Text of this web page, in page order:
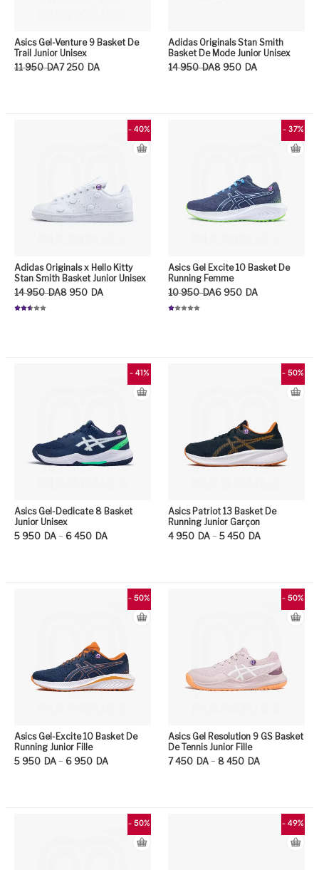
Asics Gel-Venture 9 Basket De
Trail Junior Unisex
11 950 DA
Le prix initial était : 11 950DA.
7 250 DA
Le prix actuel est : 7 250DA.
Adidas Originals Stan Smith
Basket De Mode Junior Unisex
14 950 DA
Le prix initial était : 14 950DA.
8 950 DA
Le prix actuel est : 8 950DA.
- 40%
Adidas Originals x Hello Kitty
Stan Smith Basket Junior Unisex
14 950 DA
Le prix initial était : 14 950DA.
8 950 DA
Le prix actuel est : 8 950DA.
- 37%
Asics Gel Excite 10 Basket De
Running Femme
10 950 DA
Le prix initial était : 10 950DA.
6 950 DA
Le prix actuel est : 6 950DA.
- 41%
Asics Gel-Dedicate 8 Basket
Junior Unisex
5 950 DA – 6 450 DA
Plage de prix : 5 950DA à 6 450DA
- 50%
Asics Patriot 13 Basket De
Running Junior Garçon
4 950 DA – 5 450 DA
Plage de prix : 4 950DA à 5 450DA
- 50%
Asics Gel-Excite 10 Basket De
Running Junior Fille
5 950 DA – 6 950 DA
Plage de prix : 5 950DA à 6 950DA
- 50%
Asics Gel Resolution 9 GS Basket
De Tennis Junior Fille
7 450 DA – 8 450 DA
Plage de prix : 7 450DA à 8 450DA
- 50% - 49%